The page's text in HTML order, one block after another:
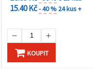
15.40 Kč- 40 % 24 kus +
KOUPIT